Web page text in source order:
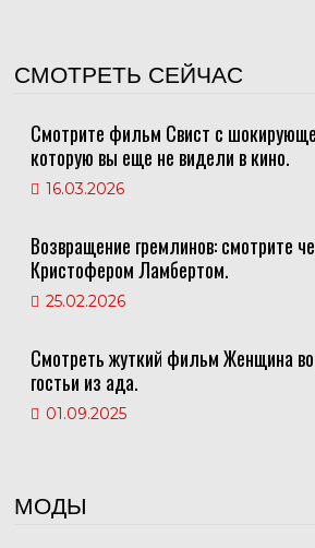
СМОТРЕТЬ СЕЙЧАС
Смотрите фильм Свист с
которую вы еще не видели в кино.
16.03.2026
Возвращение гремлинов: смотрите
Кристофером Ламбертом.
25.02.2026
Смотреть жуткий фильм Женщина во
гостьи из ада.
01.09.2025
МОДЫ